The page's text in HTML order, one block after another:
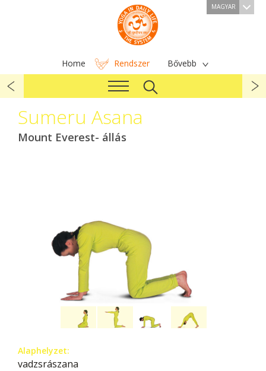
MAGYAR
Home Rendszer Bővebb
Sumeru Asana
Mount Everest- állás
Alaphelyzet:
vadzsrászana